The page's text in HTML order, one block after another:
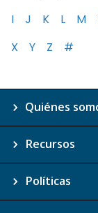
I
J K L M
X
Y Z #
Quiénes
Recursos
Políticas